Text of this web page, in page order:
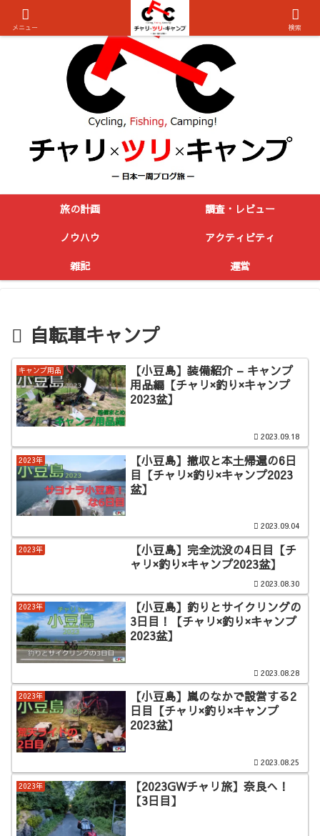
旅の計画
調査・レビュー
ノウハウ
アクティビティ
雑記
運営
自転車キャンプ
キャンプ用品
【小豆島】装備紹介 – キャンプ
用品編【チャリ×釣り×キャンプ
2023盆】
2023.09.18
2023年
【小豆島】撤収と本土帰還の6日
目【チャリ×釣り×キャンプ2023
盆】
2023.09.04
2023年
【小豆島】完全沈没の4日目【チ
ャリ×釣り×キャンプ2023盆】
2023.08.30
2023年
【小豆島】釣りとサイクリングの
3日目！【チャリ×釣り×キャンプ
2023盆】
2023.08.28
2023年
【小豆島】嵐のなかで設営する2
日目【チャリ×釣り×キャンプ
2023盆】
2023.08.25
2023年
【2023GWチャリ旅】奈良へ！
【3日目】
メニュー 検索